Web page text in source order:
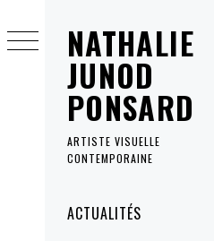
NATHALIE
JUNOD
PONSARD
ARTISTE VISUELLE
CONTEMPORAINE
MenuACTUALITÉS
to
content